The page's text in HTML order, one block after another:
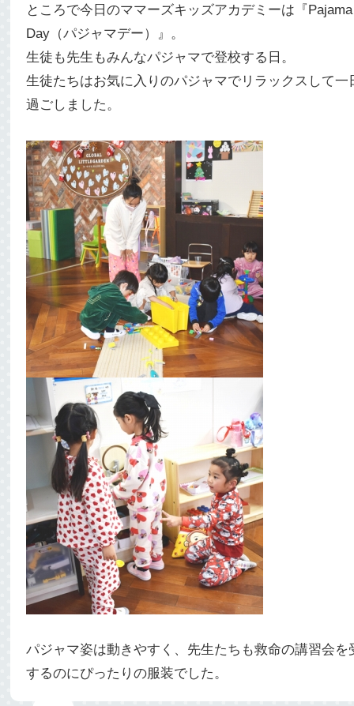
ところで今日のママーズキッズアカデミーは『Pajama
Day（パジャマデー）』。
生徒も先生もみんなパジャマで登校する日。
生徒たちはお気に入りのパジャマでリラックスして一
過ごしました。
パジャマ姿は動きやすく、先生たちも救命の講習会を
するのにぴったりの服装でした。